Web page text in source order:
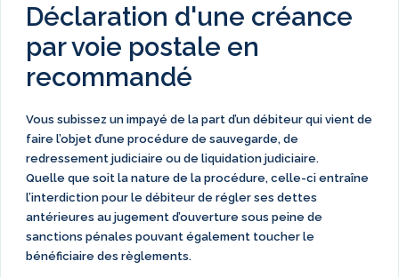
Déclaration d'une créance
par voie postale en
recommandé
Vous subissez un impayé de la part d’un débiteur qui vient de
faire l’objet d’une procédure de sauvegarde, de
redressement judiciaire ou de liquidation judiciaire.
Quelle que soit la nature de la procédure, celle-ci entraîne
l’interdiction pour le débiteur de régler ses dettes
antérieures au jugement d’ouverture sous peine de
sanctions pénales pouvant également toucher le
bénéficiaire des règlements.